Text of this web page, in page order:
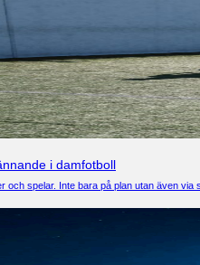
i damfotboll
och spelar. Inte bara på plan utan även